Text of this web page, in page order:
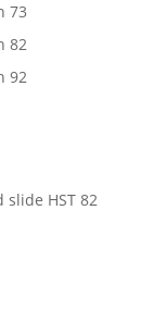
73
82
92
HST 82